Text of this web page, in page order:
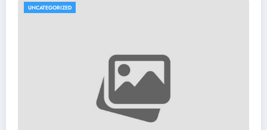
UNCATEGORIZED